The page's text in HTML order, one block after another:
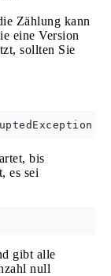
Zählung kann
eine Version
sollten Sie
bis
es sei
gibt alle
null